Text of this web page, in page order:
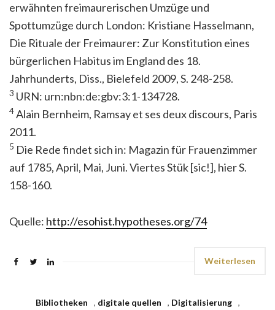
erwähnten freimaurerischen Umzüge und
Spottumzüge durch London: Kristiane Hasselmann,
Die Rituale der Freimaurer: Zur Konstitution eines
bürgerlichen Habitus im England des 18.
Jahrhunderts, Diss., Bielefeld 2009, S. 248-258.
3 URN: urn:nbn:de:gbv:3:1-134728.
4Alain Bernheim, Ramsay et ses deux discours, Paris
2011.
5 Die Rede findet sich in: Magazin für Frauenzimmer
auf 1785, April, Mai, Juni. Viertes Stük [sic!], hier S.
158-160.
Quelle: http://esohist.hypotheses.org/74
Weiterlesen
Bibliotheken , digitale quellen , Digitalisierung
,